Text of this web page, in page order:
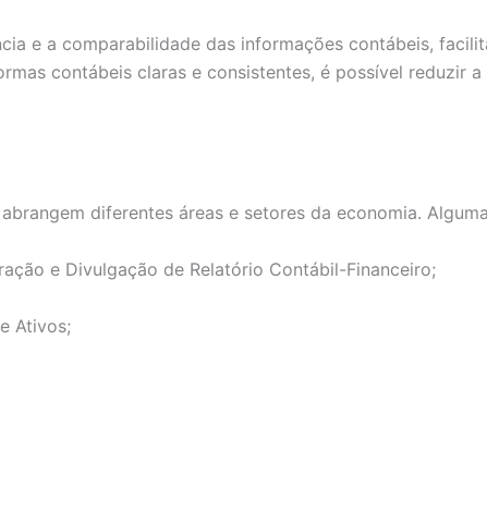
e a comparabilidade das informações contábeis,
contábeis claras e consistentes, é possível reduzir
diferentes áreas e setores da economia.
e Divulgação de Relatório Contábil-Financeiro;
Ativos;